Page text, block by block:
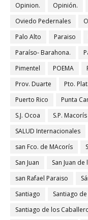
Opinion.
Opinión.
Oviedo Pedernales
Palo Alto
Paraiso
Paraíso- Barahona.
Pimentel
POEMA
Prov. Duarte
Pto.
Puerto Rico
Punta
S.J. Ocoa
S.P. Macorís
SALUD Internacionales
san Fco. de MAcorís
San Juan
San Juan
san Rafael Paraiso
Santiago
Santiago
Santiago de los